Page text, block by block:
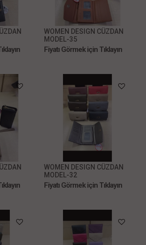
WOMEN DESIGN CÜZDAN
MODEL-35
Fiyatı Görmek için Tıklayın
WOMEN DESIGN CÜZDAN
MODEL-32
Fiyatı Görmek için Tıklayın